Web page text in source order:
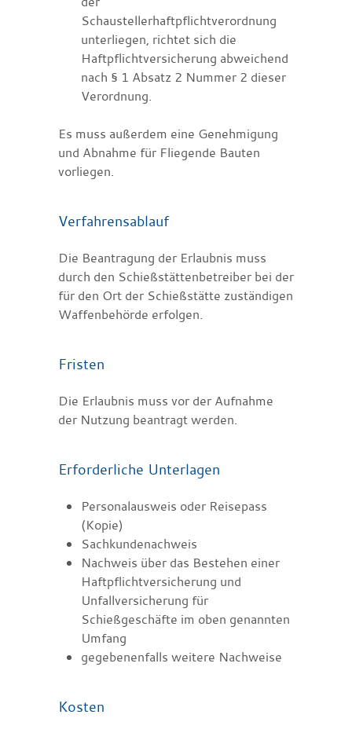
Schaustellerhaftpflichtverordnung
unterliegen, richtet sich die
Haftpflichtversicherung abweichend
nach § 1 Absatz 2 Nummer 2 dieser
Verordnung.
Es muss außerdem eine Genehmigung
und Abnahme für Fliegende Bauten
vorliegen.
Verfahrensablauf
Die Beantragung der Erlaubnis muss
durch den Schießstättenbetreiber bei der
für den Ort der Schießstätte zuständigen
Waffenbehörde erfolgen.
Fristen
Die Erlaubnis muss vor der Aufnahme
der Nutzung beantragt werden.
Erforderliche Unterlagen
Personalausweis oder Reisepass
(Kopie)
Sachkundenachweis
Nachweis über das Bestehen einer
Haftpflichtversicherung und
Unfallversicherung für
Schießgeschäfte im oben genannten
Umfang
gegebenenfalls weitere Nachweise
Kosten